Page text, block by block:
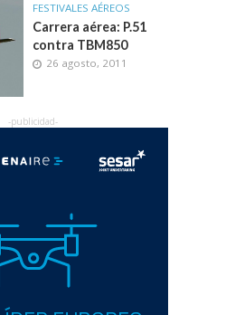
FESTIVALES AÉREOS
Carrera aérea: P.51
contra TBM850
26 agosto, 2011